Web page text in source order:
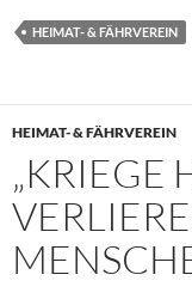
HEIMAT- & FÄHRVEREIN
HEIMAT- & FÄHRVEREIN
„KRIEGE